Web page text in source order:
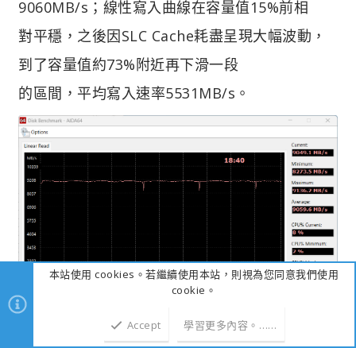
9060MB/s；線性寫入曲線在容量值15%前相
對平穩，之後因SLC Cache耗盡呈現大幅波動，
到了容量值約73%附近再下滑一段
的區間，平均寫入速率5531MB/s。
本站使用 cookies。若繼續使用本站，則視為您同意我們使用
cookie。
Accept 學習更多內容。……